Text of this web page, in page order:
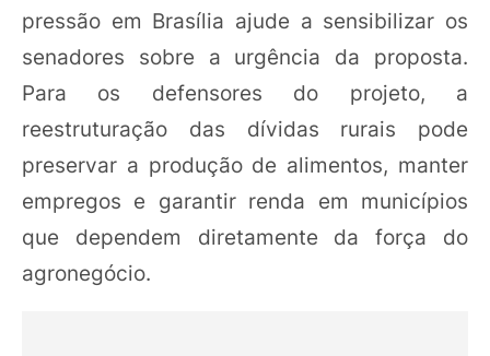
pressão em Brasília ajude a sensibilizar os
senadores sobre a urgência da proposta.
Para os defensores do projeto, a
reestruturação das dívidas rurais pode
preservar a produção de alimentos, manter
empregos e garantir renda em municípios
que dependem diretamente da força do
agronegócio.